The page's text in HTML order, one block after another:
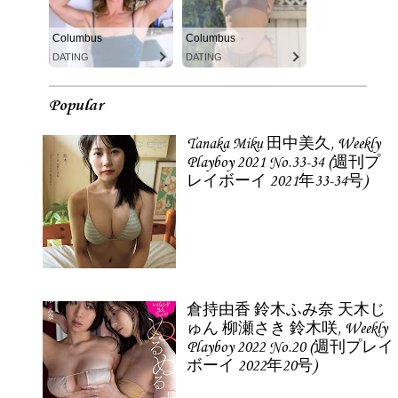
Columbus
DATING
Columbus
DATING
Popular
Tanaka Miku 田中美久, Weekly
Playboy 2021 No.33-34 (週刊プ
レイボーイ 2021年33-34号)
倉持由香 鈴木ふみ奈 天木じ
ゅん 柳瀬さき 鈴木咲, Weekly
Playboy 2022 No.20 (週刊プレイ
ボーイ 2022年20号)